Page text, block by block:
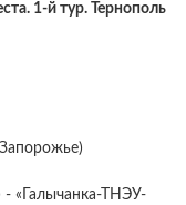
1-й тур. Тернополь
- «Галычанка-ТНЭУ-